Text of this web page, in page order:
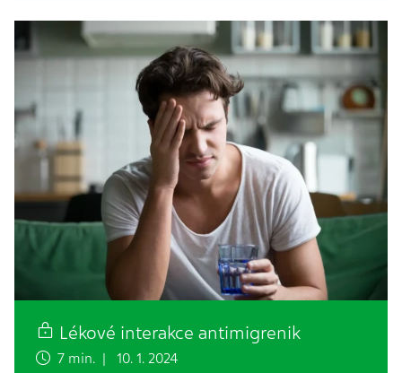
Lékové interakce antimigrenik
7 min. | 10. 1. 2024